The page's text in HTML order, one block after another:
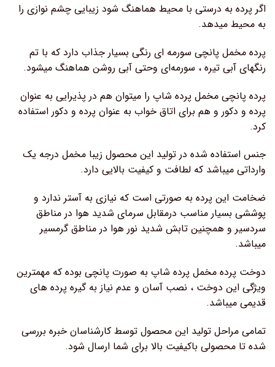
اگر پرده به درستی با محیط هماهنگ شود زیبایی چشم نوازی را
به محیط میدهد.
پرده مخمل پانچی سورمه ای رنگی بسیار جذاب دارد که با تم
رنگهای آبی تیره ، سورمه‌ای وحتی آبی روشن هماهنگ میشود.
پرده پانچی مخمل پرده شاپ را میتوان هم در پذیرایی به عنوان
پرده و دکور و هم برای اتاق خواب به عنوان پرده و دکور استفاده
کرد.
جنس استفاده شده در تولید این محصول زیبا مخمل درجه یک
وارداتی میباشد که لطافت و کیفیت بالایی دارد.
ضخامت این پرده به صورتی است که نیازی به آستر ندارد و
پوششی بسیار مناسب درمقابل سرمای شدید هوا در مناطق
سردسیر و همچنین تابش شدید نور هوا در مناطق گرمسیر
میباشد.
دوخت پرده مخمل پرده شاپ به صورت پانچی بوده که مهمترین
ویژگی این دوخت ، نصب آسان و عدم نیاز به گیره پرده های
قدیمی میباشد.
تمامی مراحل تولید این محصول توسط کارشناسان خبره بررسی
شده تا محصولی باکیفیت بالا برای شما ارسال شود.